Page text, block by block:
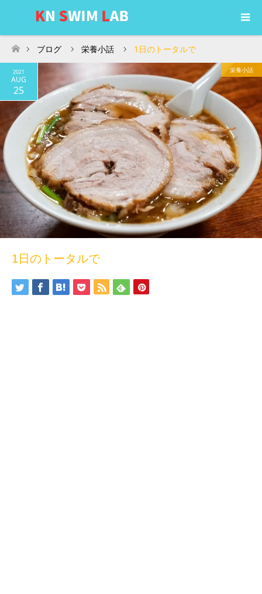
ホーム
ブログ 栄養小話 1日のトータルで
2021
AUG
25
栄養小話
1日のトータルで